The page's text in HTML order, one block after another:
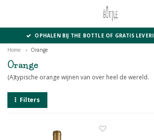
OPHALEN BIJ THE BOTTLE OF GRATIS
Home Orange
Orange
(A)typische orange wijnen van over heel de wereld.
Filters